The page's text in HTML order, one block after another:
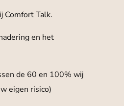
Comfort Talk.
en het
de 60 en 100% wij
eigen risico)